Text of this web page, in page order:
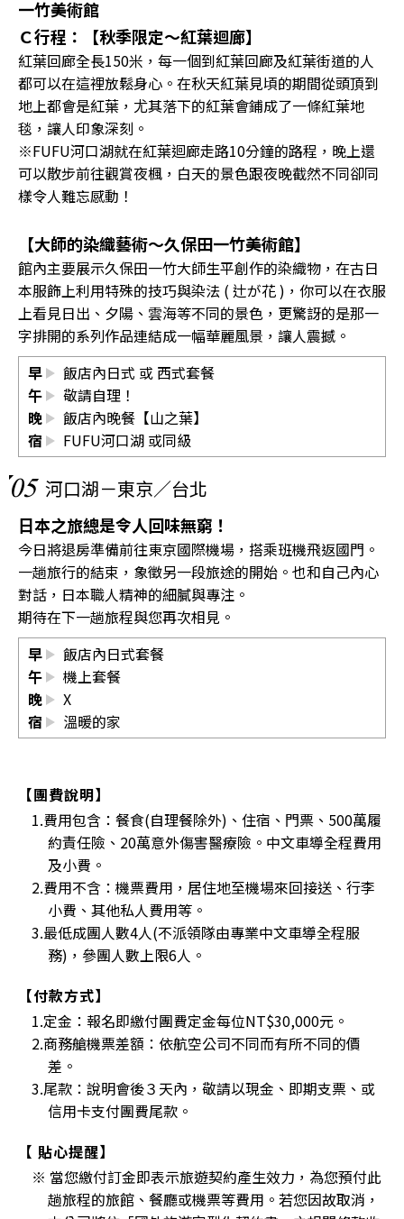
一竹美術館
Ｃ行程：【秋季限定～紅葉迴廊】
紅葉回廊全長150米，每一個到紅葉回廊及紅葉街道的人
都可以在這裡放鬆身心。在秋天紅葉見頃的期間從頭頂到
地上都會是紅葉，尤其落下的紅葉會鋪成了一條紅葉地
毯，讓人印象深刻。
※FUFU河口湖就在紅葉迴廊走路10分鐘的路程，晚上還
可以散步前往觀賞夜楓，白天的景色跟夜晚截然不同卻同
樣令人難忘感動！
【大師的染織藝術～久保田一竹美術館】
館內主要展示久保田一竹大師生平創作的染織物，在古日
本服飾上利用特殊的技巧與染法 ( 辻が花 )，你可以在衣服
上看見日出、夕陽、雲海等不同的景色，更驚訝的是那一
字排開的系列作品連結成一幅華麗風景，讓人震撼。
早
飯店內日式 或 西式套餐
午
敬請自理！
晚
飯店內晚餐【山之葉】
宿
FUFU河口湖 或同級
05 河口湖－東京／台北
日本之旅總是令人回味無窮！
今日將退房準備前往東京國際機場，搭乘班機飛返國門。
一趟旅行的結束，象徵另一段旅途的開始。也和自己內心
對話，日本職人精神的細膩與專注。
期待在下一趟旅程與您再次相見。
早
飯店內日式套餐
午
機上套餐
晚
X
宿
溫暖的家
【團費說明】
1.費用包含：餐食(自理餐除外)、住宿、門票、500萬履
約責任險、20萬意外傷害醫療險。中文車導全程費用
及小費。
2.費用不含：機票費用，居住地至機場來回接送、行李
小費、其他私人費用等。
3.最低成團人數4人(不派領隊由專業中文車導全程服
務)，參團人數上限6人。
【付款方式】
1.定金：報名即繳付團費定金每位NT$30,000元。
2.商務艙機票差額：依航空公司不同而有所不同的價
差。
3.尾款：說明會後３天內，敬請以現金、即期支票、或
信用卡支付團費尾款。
【 貼心提醒】
※ 當您繳付訂金即表示旅遊契約產生效力，為您預付此
趟旅程的旅館、餐廳或機票等費用。若您因故取消，